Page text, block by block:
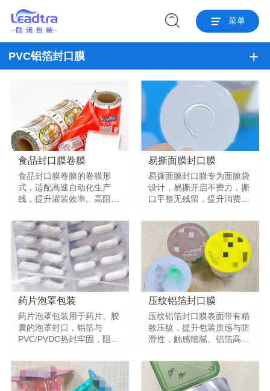
菜单
PVC铝箔封口膜
食品封口膜卷膜
食品封口膜卷膜的卷膜形
式，适配高速自动化生产
线，提升灌装效率。高阻隔
保食品保鲜。可根据客户需
求定制厚度、宽度、印刷内
容。适用于酱料、饮料、奶
粉、休闲食品、预制菜等批
量包装场景。
易撕面膜封口膜
易撕面膜封口膜专为面膜袋
设计，易撕开启不费力，撕
口平整无残留，提升消费者
阻隔性强，有效防止精华液
氧化、挥发，保持面膜活性
成分新鲜度。适用于贴片面
膜、眼膜、颈膜等护肤产
品。
药片泡罩包装
药片泡罩包装用于药片、胶
囊的泡罩封口，铝箔与
PVC/PVDC热封牢固，阻隔
有效防潮、防氧化、避光，
保障药品在有效期内稳定
性。适用于处方药、非处方
压纹铝箔封口膜
压纹铝箔封口膜表面带有精
致压纹，提升包装质感与防
滑性，触感细腻。铝箔高阻
效防潮、防氧化、避光。适
用于化妆品、食品、保健品
等对包装外观有要求的品